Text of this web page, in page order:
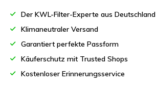
Der KWL-Filter-Experte aus Deutschland
Klimaneutraler Versand
Garantiert perfekte Passform
Käuferschutz mit Trusted Shops
Kostenloser Erinnerungsservice